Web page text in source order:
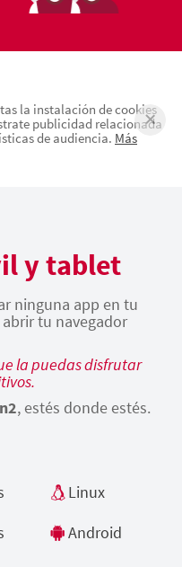
la instalación de cookies
publicidad relacionada
de audiencia. Más
y tablet
ninguna app en tu
tu navegador
la puedas disfrutar
, estés donde estés.
Linux
Android